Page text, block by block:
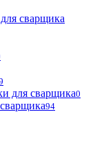
сварщика
для сварщика0
94